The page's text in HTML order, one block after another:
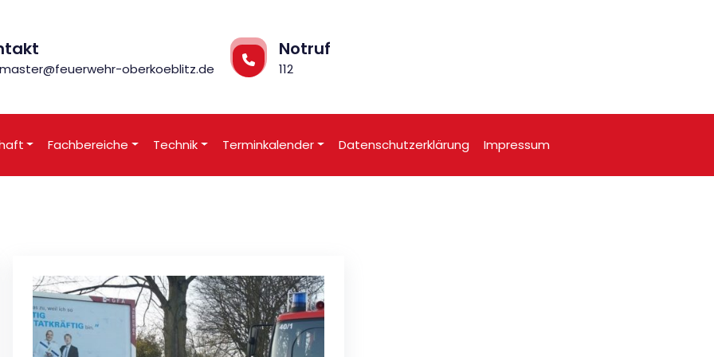
oberkoeblitz.de
Notruf
112
Fachbereiche Technik Terminkalender Datenschutzerklärung Impressum